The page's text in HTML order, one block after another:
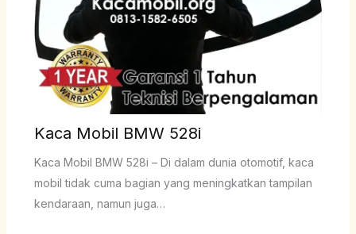
Kaca Mobil BMW 528i
Kaca Mobil BMW 528i – Di dalam dunia otomotif, kaca
mobil tidak cuma bagian yang meningkatkan tampilan
kendaraan, namun juga…